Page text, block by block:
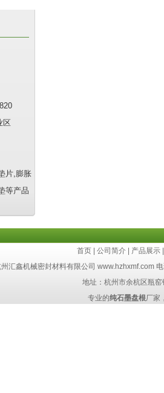
区
片,膨胀
等产品
首页 公司简介 产品展示
汇鑫机械密封材料有限公司 www.hzhxmf.com
地址：杭州市余杭区瓶
专业的纯石墨盘根厂家